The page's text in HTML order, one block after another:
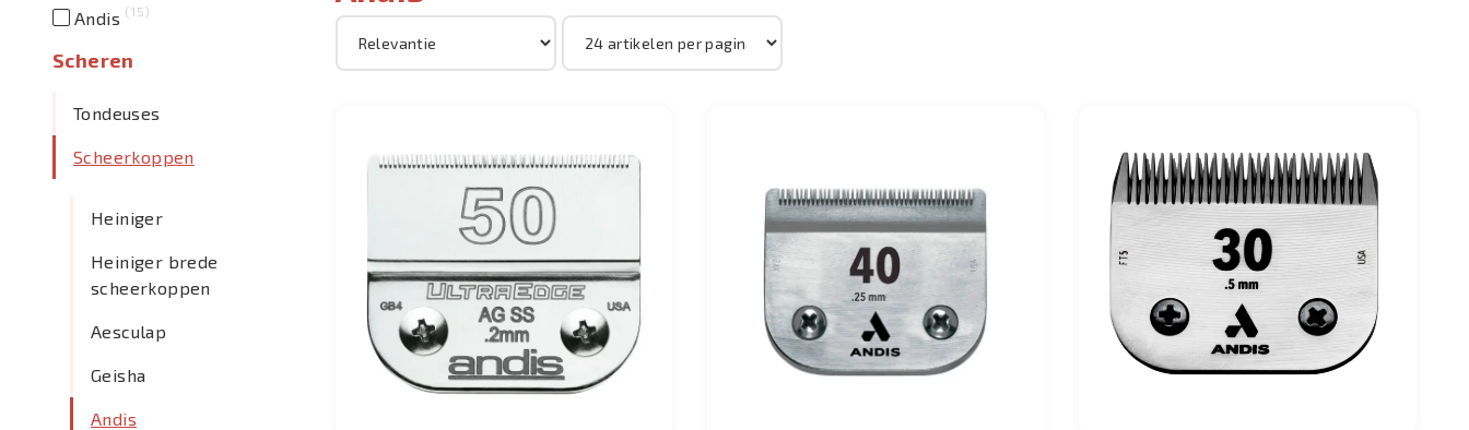
Andis
15
Scheren
Tondeuses
Scheerkoppen
Heiniger
Heiniger brede
scheerkoppen
Aesculap
Geisha
Andis